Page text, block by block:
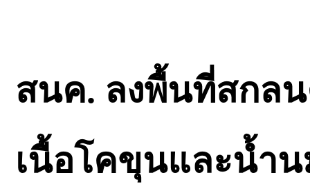
สนค. ลงพื้นที่สกล
เนื้อโคขุนและน้ำ